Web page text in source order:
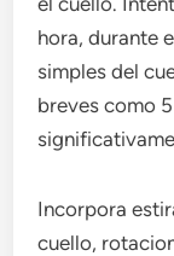
hora, durante
simples del
breves como
Incorpora
cuello,